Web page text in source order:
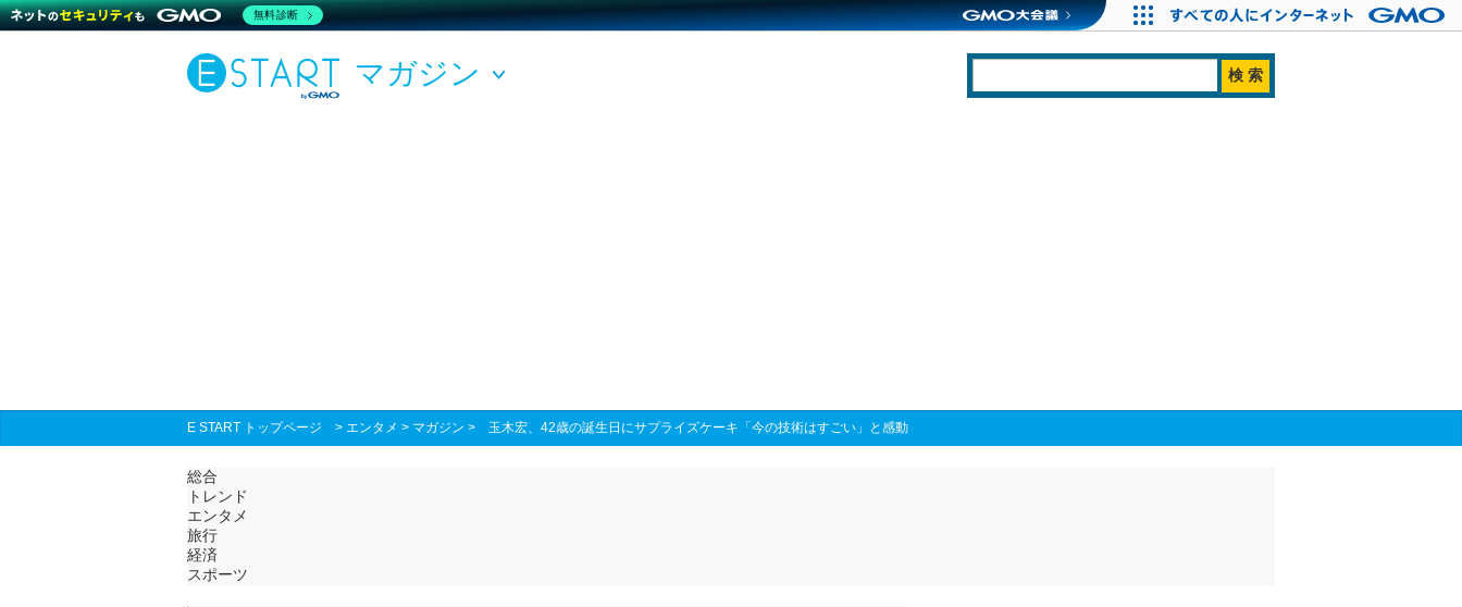
マガジン
E START トップページ > エンタメ > マガジン > 玉木宏、42歳の誕生日にサプライズケーキ「今の技術はすごい」と感動
総合
トレンド
エンタメ
旅行
経済
スポーツ
無料診断